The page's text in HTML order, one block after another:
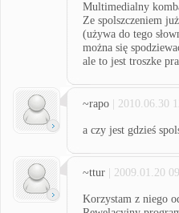
Multimedialny
Ze spolszczeniem
(używa do tego
można się
ale to jest troszke
~rapo | 2010.06.30
a czy jest gdzieś
~ttur | 2009.01.20
Korzystam z niego